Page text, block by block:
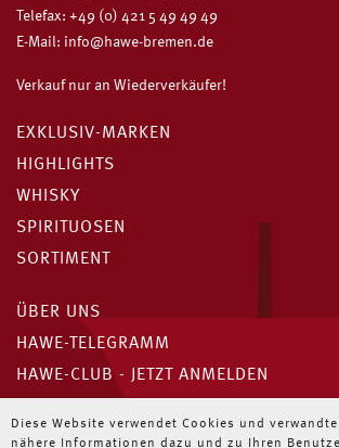
Diese Website verwendet Cookies und
nähere Informationen dazu und zu Ihren
Telefax: +49 (0) 421 5 49 49 49
E-Mail: info@hawe-bremen.de
Verkauf nur an Wiederverkäufer!
EXKLUSIV-MARKEN
HIGHLIGHTS
WHISKY
SPIRITUOSEN
SORTIMENT
ÜBER UNS
HAWE-TELEGRAMM
HAWE-CLUB - JETZT ANMELDEN
Unser HAWE-Telegramm